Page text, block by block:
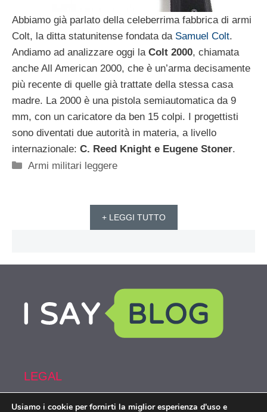
Abbiamo già parlato della celeberrima fabbrica di armi
Colt, la ditta statunitense fondata da Samuel Colt.
Andiamo ad analizzare oggi la Colt 2000, chiamata
anche All American 2000, che è un’arma decisamente
più recente di quelle già trattate della stessa casa
madre. La 2000 è una pistola semiautomatica da 9
mm, con un caricatore da ben 15 colpi. I progettisti
sono diventati due autorità in materia, a livello
internazionale: C. Reed Knight e Eugene Stoner.
Categorie
Armi militari leggere
+ LEGGI TUTTO
LEGAL
Usiamo i cookie per fornirti la miglior esperienza d'uso e